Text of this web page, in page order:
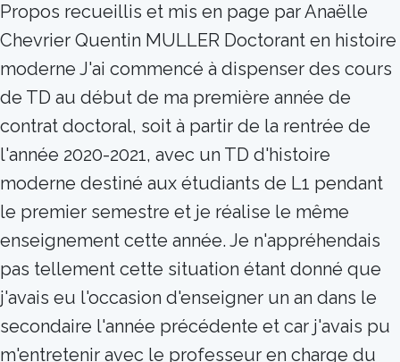
Propos recueillis et mis en page par Anaëlle
Chevrier Quentin MULLER Doctorant en histoire
moderne J'ai commencé à dispenser des cours
de TD au début de ma première année de
contrat doctoral, soit à partir de la rentrée de
l'année 2020-2021, avec un TD d'histoire
moderne destiné aux étudiants de L1 pendant
le premier semestre et je réalise le même
enseignement cette année. Je n'appréhendais
pas tellement cette situation étant donné que
j'avais eu l'occasion d'enseigner un an dans le
secondaire l'année précédente et car j'avais pu
m'entretenir avec le professeur en charge du